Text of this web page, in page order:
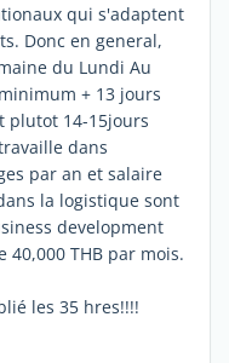
qui s'adaptent
Donc en general,
du Lundi Au
+ 13 jours
plutot 14-15jours
dans
par an et salaire
la logistique sont
development
THB par mois.
les 35 hres!!!!